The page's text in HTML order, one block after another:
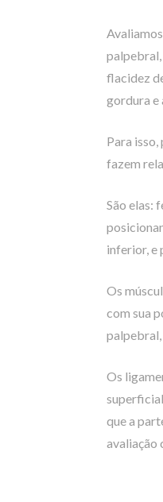
flacidez
gordura e
Para
fazem
São elas:
inferior, e
Os
com sua
Os
que a
avaliação